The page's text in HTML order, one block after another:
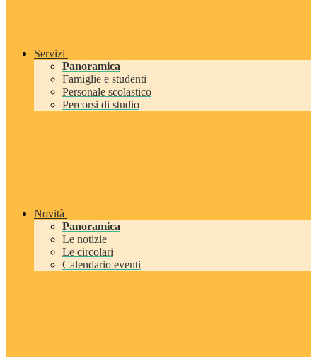
Servizi
Panoramica
Famiglie e studenti
Personale scolastico
Percorsi di studio
Novità
Panoramica
Le notizie
Le circolari
Calendario eventi